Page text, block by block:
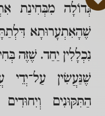
גְּדוֹלָה מִבְּחִינַת
שֶׁהָאִתְעָרוּתָא
נִכְלָלִין יַחַד. שֶׁזֶּה
שֶׁנַּעֲשִׂין עַל־יְדֵי
הַתִּקּוּנִים